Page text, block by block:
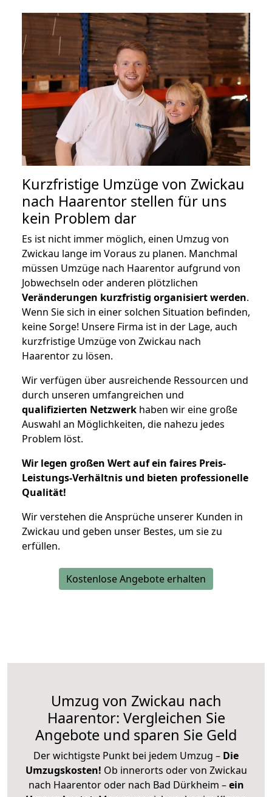
Kurzfristige Umzüge von Zwickau
nach Haarentor stellen für uns
kein Problem dar
Es ist nicht immer möglich, einen Umzug von
Zwickau lange im Voraus zu planen. Manchmal
müssen Umzüge nach Haarentor aufgrund von
Jobwechseln oder anderen plötzlichen
Veränderungen kurzfristig organisiert werden.
Wenn Sie sich in einer solchen Situation befinden,
keine Sorge! Unsere Firma ist in der Lage, auch
kurzfristige Umzüge von Zwickau nach
Haarentor zu lösen.
Wir verfügen über ausreichende Ressourcen und
durch unseren umfangreichen und
qualifizierten Netzwerk haben wir eine große
Auswahl an Möglichkeiten, die nahezu jedes
Problem löst.
Wir legen großen Wert auf ein faires Preis-
Leistungs-Verhältnis und bieten professionelle
Qualität!
Wir verstehen die Ansprüche unserer Kunden in
Zwickau und geben unser Bestes, um sie zu
erfüllen.
Kostenlose Angebote erhalten
Umzug von Zwickau nach
Haarentor: Vergleichen Sie
Angebote und sparen Sie Geld
Der wichtigste Punkt bei jedem Umzug – Die
Umzugskosten! Ob innerorts oder von Zwickau
nach Haarentor oder nach Bad Dürkheim –ein